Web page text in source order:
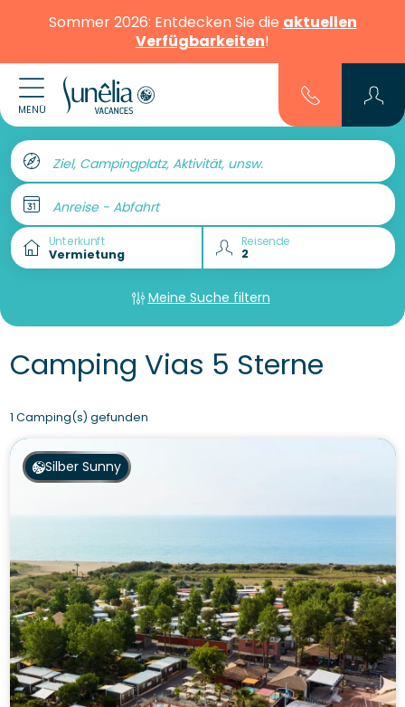
Sommer 2026: Entdecken Sie die aktuellen
Verfügbarkeiten!
MENÜ
Ziel, Campingplatz, Aktivität, unsw.
Anreise - Abfahrt
Unterkunft Reisende
Meine Suche filtern
Camping Vias 5 Sterne
1 Camping(s) gefunden
Silber Sunny